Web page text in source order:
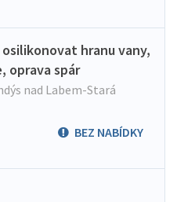
hranu vany,
oprava spár
nad Labem-Stará
BEZ NABÍDKY